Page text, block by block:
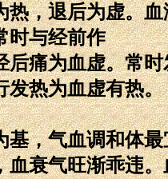
热，退后为虚。
时与经前作
后痛为血虚。常
发热为血虚有热。
基，气血调和体
血衰气旺渐乖违